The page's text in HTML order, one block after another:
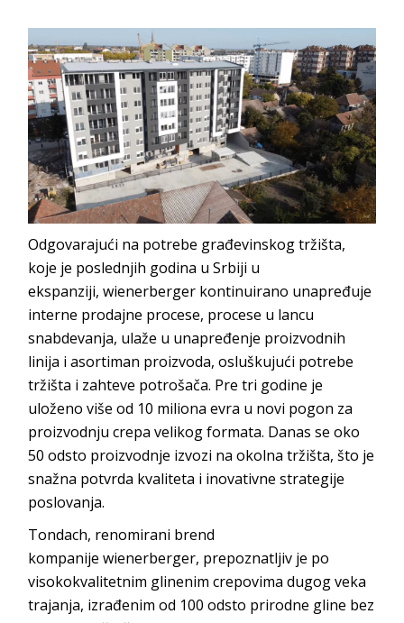
Odgovarajući na potrebe građevinskog tržišta,
koje je poslednjih godina u Srbiji u
ekspanziji,wienerberger kontinuirano unapređuje
interne prodajne procese, procese u lancu
snabdevanja, ulaže u unapređenje proizvodnih
linija i asortiman proizvoda, osluškujući potrebe
tržišta i zahteve potrošača. Pre tri godine je
uloženo više od 10 miliona evra u novi pogon za
proizvodnju crepa velikog formata. Danas se oko
50 odsto proizvodnje izvozi na okolna tržišta, što je
snažna potvrda kvaliteta i inovativne strategije
poslovanja.
Tondach, renomirani brend
kompanijewienerberger, prepoznatljiv je po
visokokvalitetnim glinenim crepovima dugog veka
trajanja, izrađenim od 100 odsto prirodne gline bez